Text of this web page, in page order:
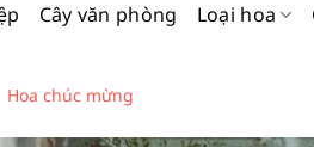
Cây văn phòng Loại hoa
Hoa chúc mừng